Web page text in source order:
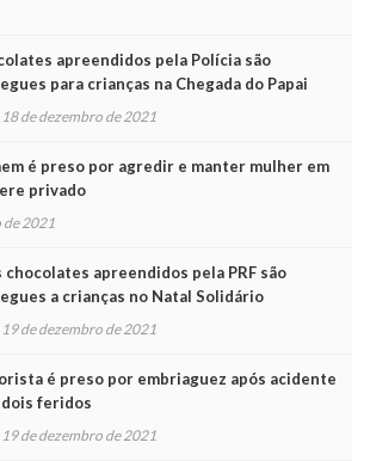
apreendidos pela Polícia são
para crianças na Chegada do Papai
18 de dezembro de 2021
é preso por agredir e manter mulher em
privado
de 2021
chocolates apreendidos pela PRF são
a crianças no Natal Solidário
19 de dezembro de 2021
é preso por embriaguez após acidente
dois feridos
19 de dezembro de 2021